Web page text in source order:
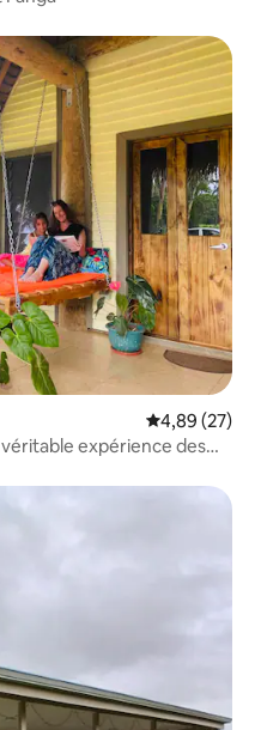
Évaluation
4,89 (27)
expérience des